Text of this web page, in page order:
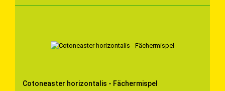
Cotoneaster horizontalis - Fächermispel